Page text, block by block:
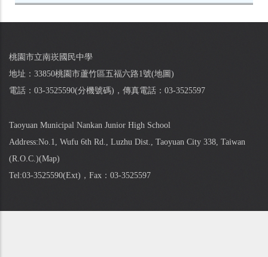
桃園市立南崁國民中學
地址：33850桃園市蘆竹區五福六路1號(地圖)
電話：03-3525590(分機號碼)，傳真電話：03-3525597
Taoyuan Municipal Nankan Junior High School
Address:No.1, Wufu 6th Rd., Luzhu Dist., Taoyuan City 338, Taiwan
(R.O.C.)(Map)
Tel:03-3525590(Ext)，Fax：03-3525597